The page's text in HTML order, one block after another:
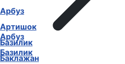
Арбуз
Базилик
Арбуз
Артишок
Базилик
Баклажан